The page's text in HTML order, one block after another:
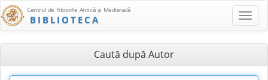
Centrul de Filosofie Antică şi Medievală
BIBLIOTECA
Caută după Autor